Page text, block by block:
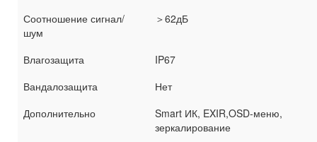
Соотношение сигнал/
шум
＞62дБ
Влагозащита
IP67
Вандалозащита
Нет
Дополнительно
Smart ИК, EXIR,OSD-меню,
зеркалирование